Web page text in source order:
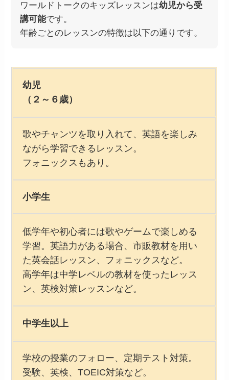
ワールドトークのキッズレッスンは幼児から受
講可能です。
年齢ごとのレッスンの特徴は以下の通りです。
幼児
（２～６歳）
歌やチャンツを取り入れて、英語を楽しみ
ながら学習できるレッスン。
フォニックスもあり。
小学生
低学年や初心者には歌やゲームで楽しめる
学習。英語力がある場合、市販教材を用い
た英会話レッスン、フォニックスなど。
高学年は中学レベルの教材を使ったレッス
ン、英検対策レッスンなど。
中学生以上
学校の授業のフォロー、定期テスト対策。
受験、英検、TOEIC対策など。